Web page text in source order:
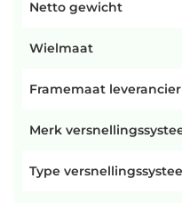
Netto gewicht
Wielmaat
Framemaat leverancier
Merk
Type